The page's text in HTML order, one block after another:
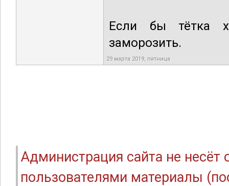
Если бы тётка
заморозить.
29 марта 2019, пятница
Администрация сайта не
пользователями материалы